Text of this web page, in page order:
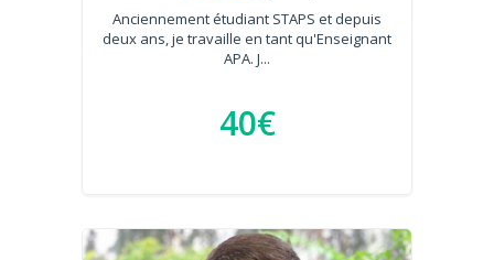
Anciennement étudiant STAPS et depuis
deux ans, je travaille en tant qu'Enseignant
APA. J...
40€